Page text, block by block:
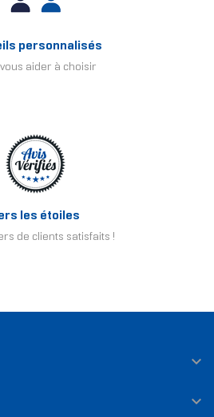
personnalisés
aider à choisir
les étoiles
de clients satisfaits !

